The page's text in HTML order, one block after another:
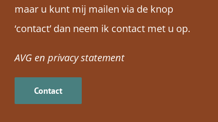
maar u kunt mij mailen via de knop
‘contact’ dan neem ik contact met u op.
AVG en privacy statement
Contact